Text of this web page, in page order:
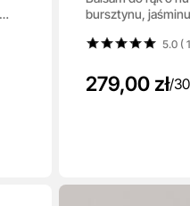
bursztynu,
5.0 ( 1
279,00 zł/